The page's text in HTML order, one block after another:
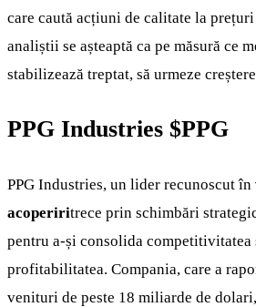
care caută acțiuni de calitate la
analiștii se așteaptă ca pe măsură ce
stabilizează treptat, să urmeze
PPG Industries $PPG
PPG Industries, un lider recunoscut în
acoperiritrece prin schimbări
pentru a-și consolida competitivitatea
profitabilitatea. Compania, care a
venituri de peste 18 miliarde de